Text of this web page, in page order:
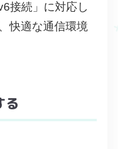
接続」に対応し
快適な通信環境
る